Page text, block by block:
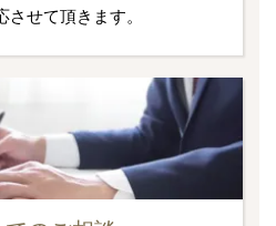
せて頂きます。